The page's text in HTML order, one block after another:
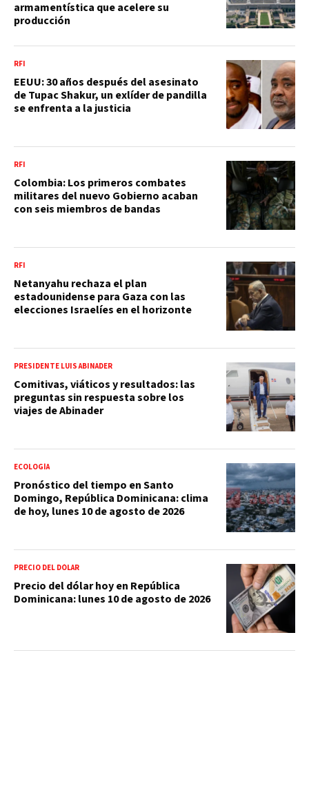
armamentística que acelere su
producción
RFI
EEUU: 30 años después del asesinato
de Tupac Shakur, un exlíder de pandilla
se enfrenta a la justicia
RFI
Colombia: Los primeros combates
militares del nuevo Gobierno acaban
con seis miembros de bandas
RFI
Netanyahu rechaza el plan
estadounidense para Gaza con las
elecciones Israelíes en el horizonte
PRESIDENTE LUIS ABINADER
Comitivas, viáticos y resultados: las
preguntas sin respuesta sobre los
viajes de Abinader
ECOLOGÍA
Pronóstico del tiempo en Santo
Domingo, República Dominicana: clima
de hoy, lunes 10 de agosto de 2026
PRECIO DEL DÓLAR
Precio del dólar hoy en República
Dominicana: lunes 10 de agosto de 2026